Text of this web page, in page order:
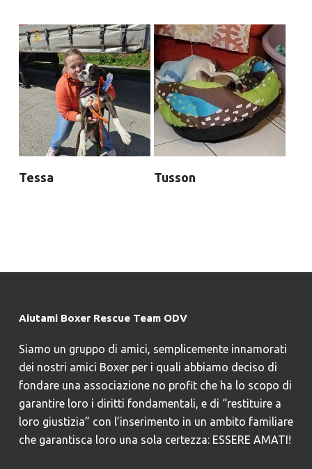
Tessa Tusson
Aiutami Boxer Rescue Team ODV
Siamo un gruppo di amici, semplicemente innamorati
dei nostri amici Boxer per i quali abbiamo deciso di
fondare una associazione no profit che ha lo scopo di
garantire loro i diritti fondamentali, e di “restituire a
loro giustizia” con l’inserimento in un ambito familiare
che garantisca loro una sola certezza: ESSERE AMATI!